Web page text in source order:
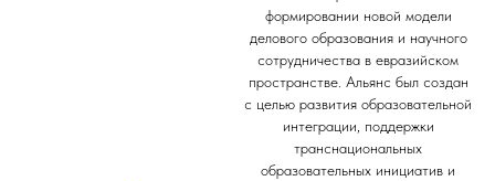
формировании новой модели
делового образования и научного
сотрудничества в евразийском
пространстве. Альянс был создан
с целью развития образовательной
интеграции, поддержки
транснациональных
образовательных инициатив и